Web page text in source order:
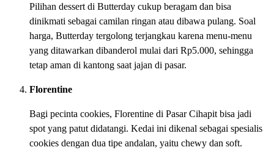
Pilihan dessert di Butterday cukup beragam dan bisa
dinikmati sebagai camilan ringan atau dibawa pulang. Soal
harga, Butterday tergolong terjangkau karena menu-menu
yang ditawarkan dibanderol mulai dari Rp5.000, sehingga
tetap aman di kantong saat jajan di pasar.
Florentine
Bagi pecinta cookies, Florentine di Pasar Cihapit bisa jadi
spot yang patut didatangi. Kedai ini dikenal sebagai spesialis
cookies dengan dua tipe andalan, yaitu chewy dan soft.